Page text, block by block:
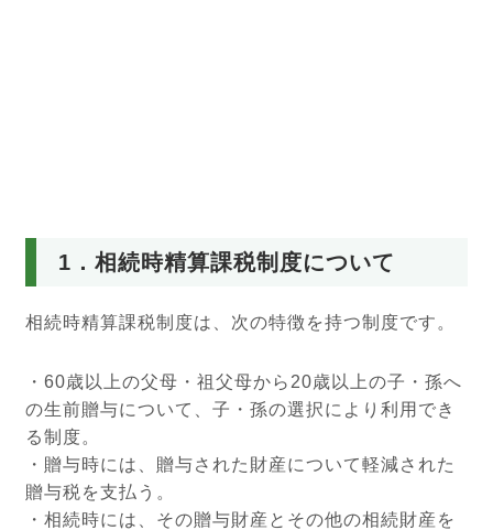
1．相続時精算課税制度について
相続時精算課税制度は、次の特徴を持つ制度です。
・60歳以上の父母・祖父母から20歳以上の子・孫へ
の生前贈与について、子・孫の選択により利用でき
る制度。
・贈与時には、贈与された財産について軽減された
贈与税を支払う。
・相続時には、その贈与財産とその他の相続財産を